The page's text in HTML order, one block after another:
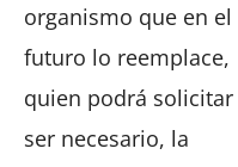
organismo que en el
futuro lo reemplace,
quien podrá solicitar
ser necesario, la